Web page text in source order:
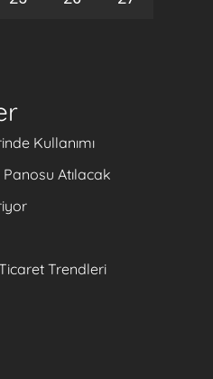
Kullanımı
Atılacak
Trendleri